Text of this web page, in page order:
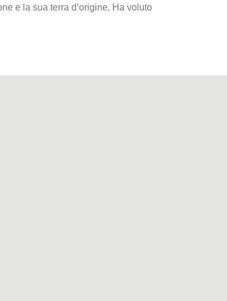
e la sua terra d’origine. Ha voluto